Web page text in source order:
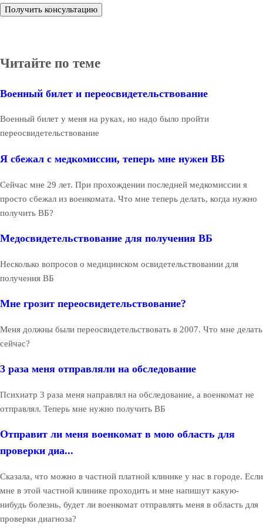
Получить консультацию
Читайте по теме
Военный билет и переосвидетельствование
Военный билет у меня на руках, но надо было пройти
переосвидетельствование
Я сбежал с медкомиссии, теперь мне нужен ВБ
Сейчас мне 29 лет. При прохождении последней медкомиссии я
просто сбежал из военкомата. Что мне теперь делать, когда нужно
получить ВБ?
Медосвидетельствование для получения ВБ
Несколько вопросов о медицинском освидетельствовании для
получения ВБ
Мне грозит переосвидетельствование?
Меня должны были переосвидетельствовать в 2007. Что мне делать
сейчас?
3 раза меня отправляли на обследование
Психиатр 3 раза меня направлял на обследование, а военкомат не
отправлял. Теперь мне нужно получить ВБ
Отправит ли меня военкомат в мою область для
проверки диа...
Сказала, что можно в частной платной клинике у нас в городе. Если
мне в этой частной клинике проходить и мне напишут какую-
нибудь болезнь, будет ли военкомат отправлять меня в область для
проверки диагноза?